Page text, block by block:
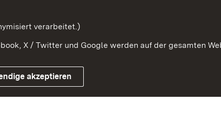
Impressum Kontakt
verarbeitet.)
X / Twitter und Google werden auf der gesamten
akzeptieren